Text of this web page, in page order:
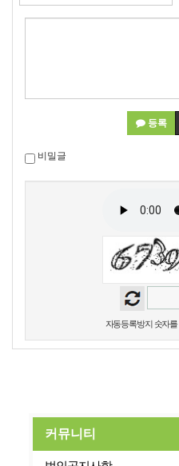
등록
비밀글
자동등록방지 숫자
커뮤니티